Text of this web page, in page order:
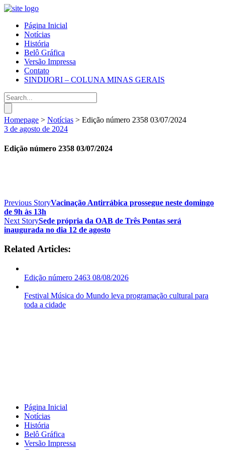
Página Inicial
Notícias
História
Belô Gráfica
Versão Impressa
Contato
SINDIJORI – COLUNA MINAS GERAIS
Homepage > Notícias > Edição número 2358 03/07/2024
3 de agosto de 2024
Edição número 2358 03/07/2024
Previous StoryVacinação Antirrábica prossegue neste domingo
de 9h às 13h
Next StorySede própria da OAB de Três Pontas será
inaugurada no dia 12 de agosto
Related Articles:
Edição número 2463 08/08/2026
Festival Música do Mundo leva programação cultural para
toda a cidade
Página Inicial
Notícias
História
Belô Gráfica
Versão Impressa